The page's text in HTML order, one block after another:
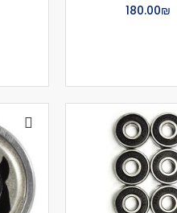
רמקולים₪‏180.00